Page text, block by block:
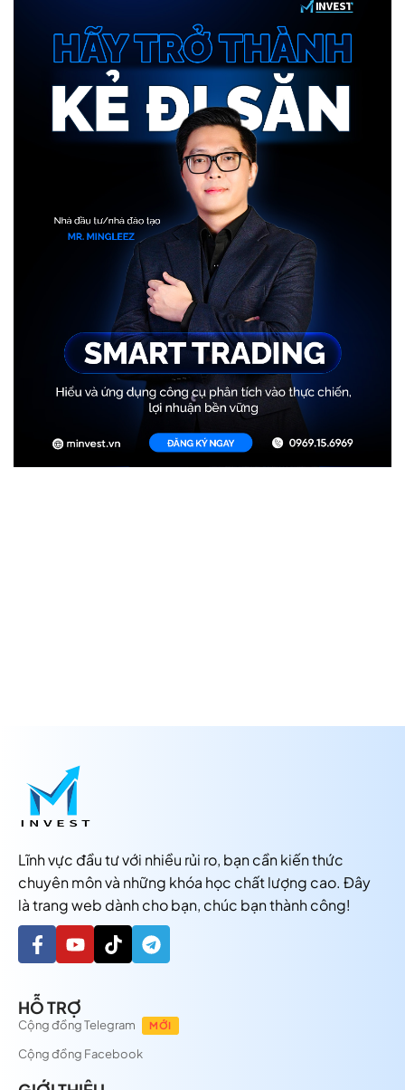
Lĩnh vực đầu tư với nhiều rủi ro, bạn cần kiến thức
chuyên môn và những khóa học chất lượng cao. Đây
là trang web dành cho bạn, chúc bạn thành công!
HỖ TRỢ
Cộng đồng Telegram MỚI
Cộng đồng Facebook